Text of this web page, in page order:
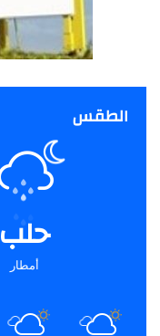
الطقس
حلب
أمطار